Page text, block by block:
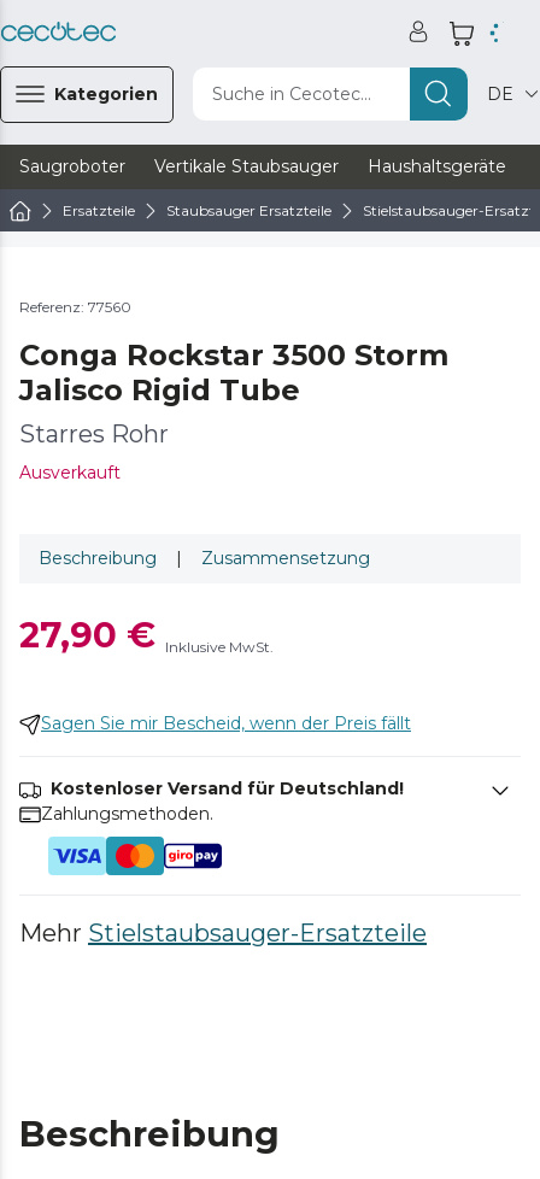
Kategorien Suche in Cecotec... DE
Saugroboter Vertikale Staubsauger Haushaltsgeräte
Ersatzteile Staubsauger Ersatzteile Stielstaubsauger-
Referenz: 77560
Conga Rockstar 3500 Storm
Jalisco Rigid Tube
Starres Rohr
Ausverkauft
Beschreibung | Zusammensetzung
27,90 € Inklusive MwSt.
Sagen Sie mir Bescheid, wenn der Preis fällt
Kostenloser Versand für Deutschland!
Zahlungsmethoden.
Mehr Stielstaubsauger-Ersatzteile
Beschreibung